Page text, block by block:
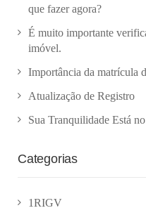
que fazer agora?
É muito importante
imóvel.
Importância da matrícula
Atualização de Registro
Sua Tranquilidade Está
Categorias
1RIGV